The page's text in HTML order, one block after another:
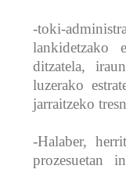
-toki-
lankidetzako
ditzatela,
luzerako
jarraitzeko
-Halaber,
prozesuetan